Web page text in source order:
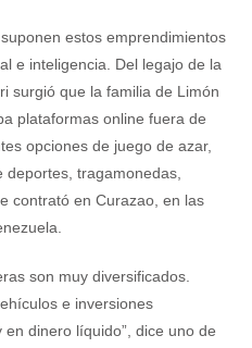
estos emprendimientos
e inteligencia. Del legajo de la
surgió que la familia de Limón
plataformas online fuera de
opciones de juego de azar,
tragamonedas,
contrató en Curazao, en las
son muy diversificados.
e inversiones
dinero líquido”, dice uno de